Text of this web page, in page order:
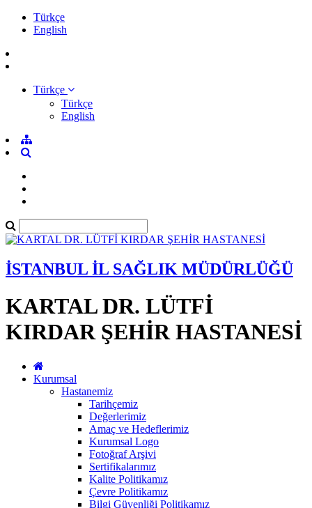
Türkçe
English
Türkçe
Türkçe
English
İSTANBUL İL SAĞLIK MÜDÜRLÜĞÜ
KARTAL DR. LÜTFİ
KIRDAR ŞEHİR HASTANESİ
Kurumsal
Hastanemiz
Tarihçemiz
Değerlerimiz
Amaç ve Hedeflerimiz
Kurumsal Logo
Fotoğraf Arşivi
Sertifikalarımız
Kalite Politikamız
Çevre Politikamız
Bilgi Güvenliği Politikamız